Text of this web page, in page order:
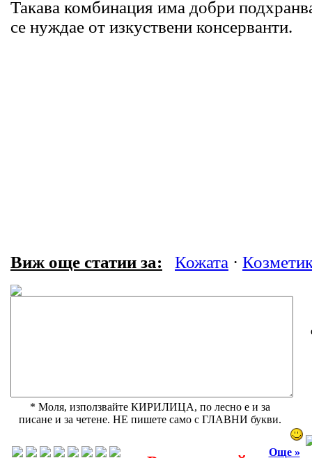
Такава комбинация има добри
се нуждае от изкуствени консерванти.
Виж още статии за: Кожата ·
* Моля, използвайте КИРИЛИЦА, по лесно е и за
писане и за четене. НЕ пишете само с ГЛАВНИ букви.
Още »